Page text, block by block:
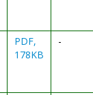
PDF,
178KB
-